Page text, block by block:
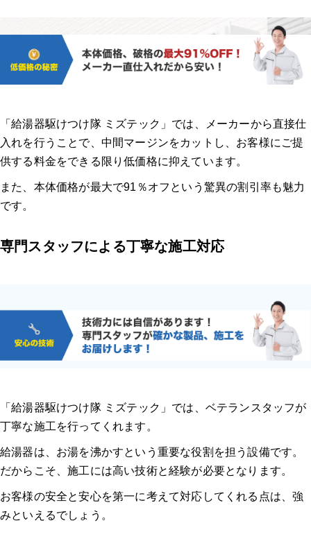
「給湯器駆けつけ隊 ミズテック」では、メーカーから直接仕
入れを行うことで、中間マージンをカットし、お客様にご提
供する料金をできる限り低価格に抑えています。
また、本体価格が最大で91％オフという驚異の割引率も魅力
です。
専門スタッフによる丁寧な施工対応
「給湯器駆けつけ隊 ミズテック」では、ベテランスタッフが
丁寧な施工を行ってくれます。
給湯器は、お湯を沸かすという重要な役割を担う設備です。
だからこそ、施工には高い技術と経験が必要となります。
お客様の安全と安心を第一に考えて対応してくれる点は、強
みといえるでしょう。